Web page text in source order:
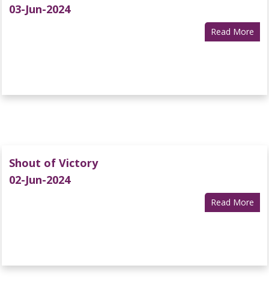
03-Jun-2024
Read More
Shout of Victory
02-Jun-2024
Read More